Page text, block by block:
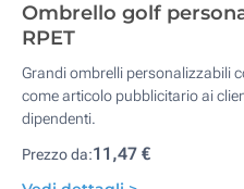
Ombrello golf
RPET
Grandi ombrelli personalizzabili
come articolo pubblicitario ai
dipendenti.
Prezzo da:11,47 €